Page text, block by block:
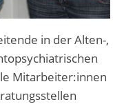
in der Alten-,
Mitarbeiter:innen